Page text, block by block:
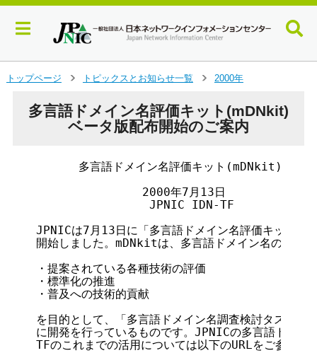
トップページ
トピックスとお知らせ一覧
2000年
多言語ドメイン名評価キット(mDNkit)
ベータ版配布開始のご案内
多言語ドメイン名評価キット(mDNkit)ベータ
               2000年7月13日
                JPNIC IDN-TF
JPNICは7月13日に「多言語ドメイン名評価キット
開始しました。mDNkitは、多言語ドメイン名の
・提案されている各種技術の評価
・標準化の推進
・普及への技術的貢献
を目的として、「多言語ドメイン名調査検討タスク
に開発を行っているものです。JPNICの多言語ドメ
TFのこれまでの活用については以下のURLをご参照く